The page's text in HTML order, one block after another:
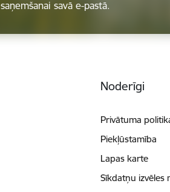
savā e-pastā.
Noderīgi
Privātuma
Piekļūstamība
Lapas karte
Sīkdatņu izvēles